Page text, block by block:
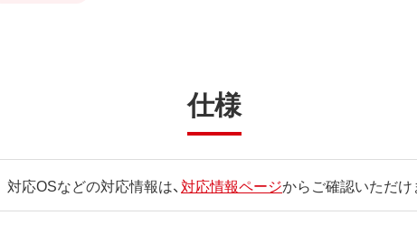
仕様
対応OSなどの対応情報は、対応情報ページからご確認いただけ